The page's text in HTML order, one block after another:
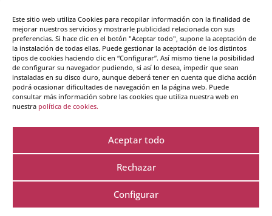
Este sitio web utiliza Cookies para recopilar información con la finalidad de
mejorar nuestros servicios y mostrarle publicidad relacionada con sus
preferencias. Si hace clic en el botón "Aceptar todo", supone la aceptación de
la instalación de todas ellas. Puede gestionar la aceptación de los distintos
tipos de cookies haciendo clic en “Configurar”. Así mismo tiene la posibilidad
de configurar su navegador pudiendo, si así lo desea, impedir que sean
instaladas en su disco duro, aunque deberá tener en cuenta que dicha acción
podrá ocasionar dificultades de navegación en la página web. Puede
consultar más información sobre las cookies que utiliza nuestra web en
nuestra política de cookies.
Aceptar todo
Rechazar
Configurar
Guarda mi nombre, correo electrónico y web en
este navegador para la próxima vez que comente.
Cursos destacados